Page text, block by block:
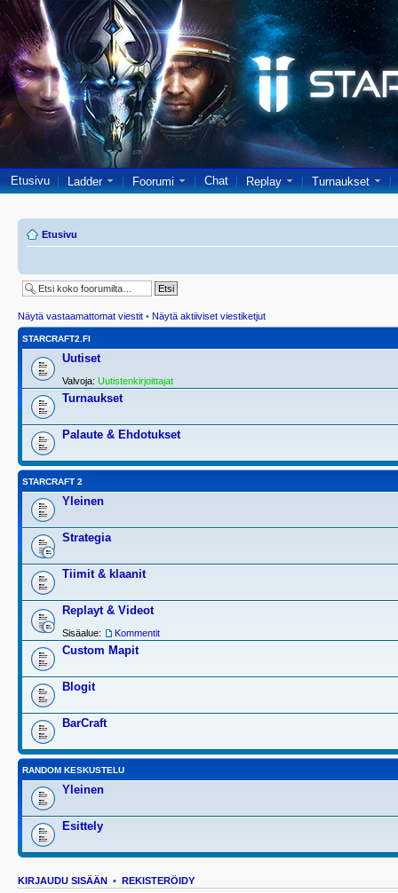
Etusivu Ladder Foorumi Chat Replay Turnaukset
Etusivu
Näytä vastaamattomat viestit • Näytä aktiiviset viestiketjut
STARCRAFT2.FI
Uutiset
Valvoja: Uutistenkirjoittajat
Turnaukset
Palaute & Ehdotukset
STARCRAFT 2
Yleinen
Strategia
Tiimit & klaanit
Replayt & Videot
Sisäalue: Kommentit
Custom Mapit
Blogit
BarCraft
RANDOM KESKUSTELU
Yleinen
Esittely
KIRJAUDU SISÄÄN • REKISTERÖIDY